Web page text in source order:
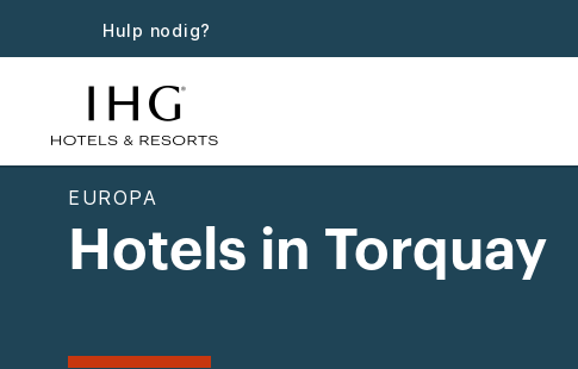
Hulp nodig?
EUROPA
Hotels in Torquay